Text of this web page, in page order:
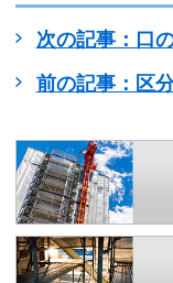
次の記事：口
前の記事：区